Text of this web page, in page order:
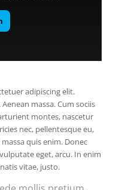
adipiscing elit.
massa. Cum sociis
montes, nascetur
nec, pellentesque eu,
quis enim. Donec
eget, arcu. In enim
vitae, justo.